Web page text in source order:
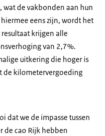
de vakbonden aan hun
eens zijn, wordt het
krijgen alle
van 2,7%.
uitkering die hoger is
de kilometervergoeding
dat we de impasse tussen
de cao Rijk hebben